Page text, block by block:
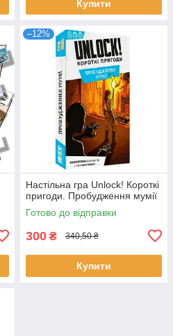
Купити
–12%
Настільна гра Unlock! Короткі
пригоди. Пробудження мумії
Готово до відправки
300 ₴ 340,50 ₴
Купити